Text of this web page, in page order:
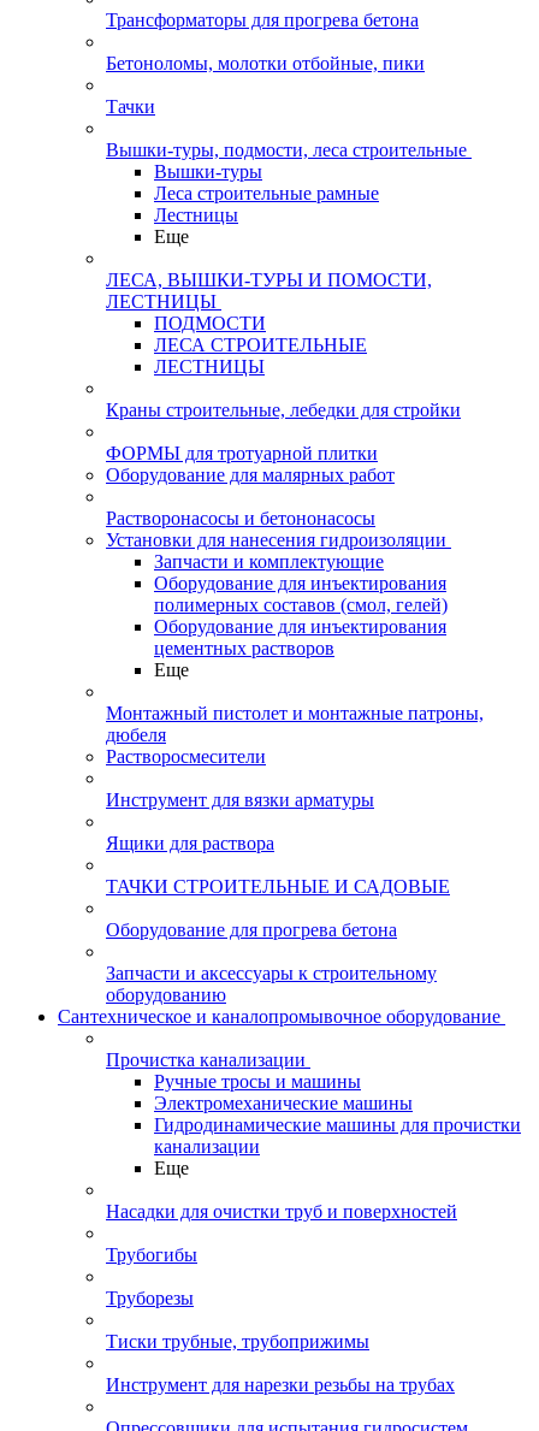
Трансформаторы для прогрева бетона
Бетоноломы, молотки отбойные, пики
Тачки
Вышки-туры, подмости, леса строительные
Вышки-туры
Леса строительные рамные
Лестницы
Еще
ЛЕСА, ВЫШКИ-ТУРЫ И ПОМОСТИ,
ЛЕСТНИЦЫ
ПОДМОСТИ
ЛЕСА СТРОИТЕЛЬНЫЕ
ЛЕСТНИЦЫ
Краны строительные, лебедки для стройки
ФОРМЫ для тротуарной плитки
Оборудование для малярных работ
Растворонасосы и бетононасосы
Установки для нанесения гидроизоляции
Запчасти и комплектующие
Оборудование для инъектирования
полимерных составов (смол, гелей)
Оборудование для инъектирования
цементных растворов
Еще
Монтажный пистолет и монтажные патроны,
дюбеля
Растворосмесители
Инструмент для вязки арматуры
Ящики для раствора
ТАЧКИ СТРОИТЕЛЬНЫЕ И САДОВЫЕ
Оборудование для прогрева бетона
Запчасти и аксессуары к строительному
оборудованию
Сантехническое и каналопромывочное оборудование
Прочистка канализации
Ручные тросы и машины
Электромеханические машины
Гидродинамические машины для прочистки
канализации
Еще
Насадки для очистки труб и поверхностей
Трубогибы
Труборезы
Тиски трубные, трубоприжимы
Инструмент для нарезки резьбы на трубах